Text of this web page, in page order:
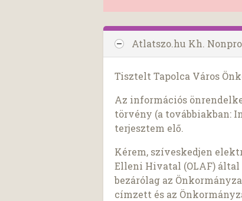
Atlatszo.hu Kh.
Tisztelt Tapolca Város
Az információs
törvény (a továbbiakban:
terjesztem elő.
Kérem, szíveskedjen
Elleni Hivatal (OLAF) által
bezárólag az
címzett és az